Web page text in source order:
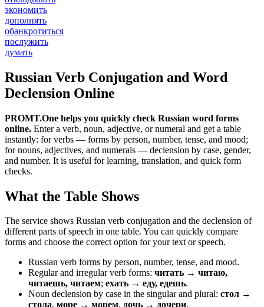
экономить
дополнять
обанкротиться
послужить
думать
Russian Verb Conjugation and Word
Declension Online
PROMT.One helps you quickly check Russian word forms
online. Enter a verb, noun, adjective, or numeral and get a table
instantly: for verbs — forms by person, number, tense, and mood;
for nouns, adjectives, and numerals — declension by case, gender,
and number. It is useful for learning, translation, and quick form
checks.
What the Table Shows
The service shows Russian verb conjugation and the declension of
different parts of speech in one table. You can quickly compare
forms and choose the correct option for your text or speech.
Russian verb forms by person, number, tense, and mood.
Regular and irregular verb forms: читать → читаю,
читаешь, читаем; ехать → еду, едешь.
Noun declension by case in the singular and plural: стол →
стола, море → морем, дочь → дочери.